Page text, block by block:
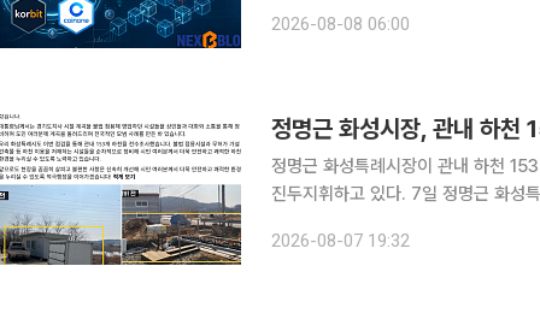
휴 안정성 확보로 빠르게 넓어지고 있
2026-08-08 06:00
정명근 화성시장, 관내 하천
정명근 화성특례시장이 관내 하천
진두지휘하고 있다. 7일 정명근 화성특례시장이 자신의 페이스북을 통해 밝힌 내용에 따르면, 정 시
는 시설들을 순차적으로 정비해 시민
2026-08-07 19:32